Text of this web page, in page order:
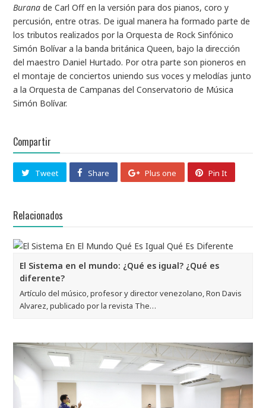
Buranade Carl Off en la versión para dos pianos, coro y
percusión, entre otras. De igual manera ha formado parte de
los tributos realizados por la Orquesta de Rock Sinfónico
Simón Bolívar a la banda británica Queen, bajo la dirección
del maestro Daniel Hurtado. Por otra parte son pioneros en
el montaje de conciertos uniendo sus voces y melodías junto
a la Orquesta de Campanas del Conservatorio de Música
Simón Bolívar.
Compartir
Tweet Share Plus one Pin It
Relacionados
El Sistema en el mundo: ¿Qué es igual? ¿Qué es
diferente?
Artículo del músico, profesor y director venezolano, Ron Davis
Alvarez, publicado por la revista The…